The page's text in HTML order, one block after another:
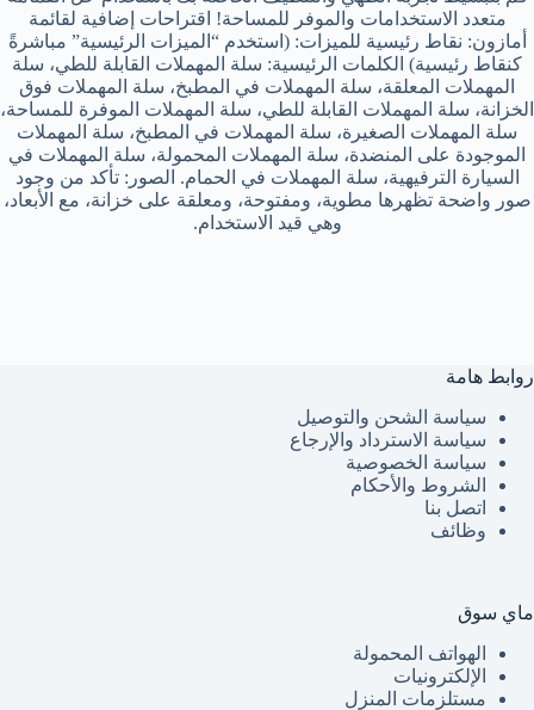
متعدد الاستخدامات والموفر للمساحة! اقتراحات إضافية لقائمة
أمازون: نقاط رئيسية للميزات: (استخدم “الميزات الرئيسية” مباشرةً
كنقاط رئيسية) الكلمات الرئيسية: سلة المهملات القابلة للطي، سلة
المهملات المعلقة، سلة المهملات في المطبخ، سلة المهملات فوق
الخزانة، سلة المهملات القابلة للطي، سلة المهملات الموفرة للمساحة،
سلة المهملات الصغيرة، سلة المهملات في المطبخ، سلة المهملات
الموجودة على المنضدة، سلة المهملات المحمولة، سلة المهملات في
السيارة الترفيهية، سلة المهملات في الحمام. الصور: تأكد من وجود
صور واضحة تظهرها مطوية، ومفتوحة، ومعلقة على خزانة، مع الأبعاد،
وهي قيد الاستخدام.
روابط هامة
سياسة الشحن والتوصيل
سياسة الاسترداد والإرجاع
سياسة الخصوصية
الشروط والأحكام
اتصل بنا
وظائف
ماي سوق
الهواتف المحمولة
الإلكترونيات
مستلزمات المنزل